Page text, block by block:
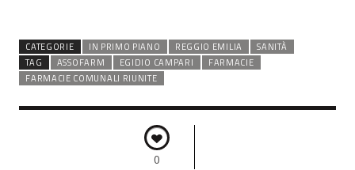
CATEGORIE IN PRIMO PIANO REGGIO EMILIA
SANITÀ
TAG
ASSOFARM EGIDIO CAMPARI
FARMACIE
FARMACIE COMUNALI RIUNITE
0